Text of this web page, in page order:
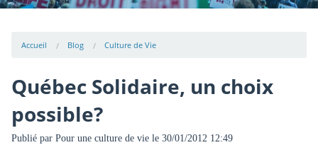
Accueil Blog Culture de Vie
Québec Solidaire, un choix
possible?
Publié par Pour une culture de viele 30/01/2012 12:49